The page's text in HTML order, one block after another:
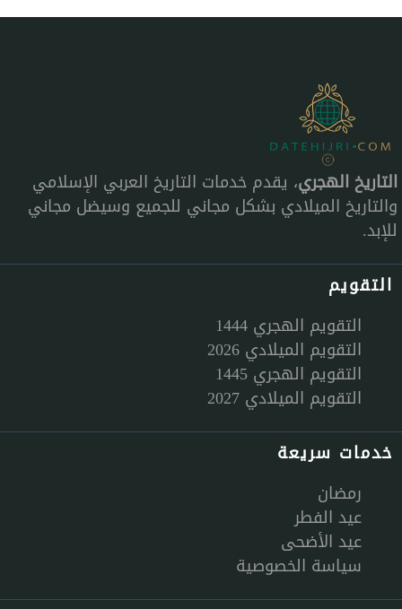
التاريخ الهجري، يقدم خدمات التاريخ العربي الإسلامي
والتاريخ الميلادي بشكل مجاني للجميع وسيضل مجاني
للإبد.
التقويم
التقويم الهجري 1444
التقويم الميلادي 2026
التقويم الهجري 1445
التقويم الميلادي 2027
خدمات سريعة
رمضان
عيد الفطر
عيد الأضحى
سياسة الخصوصية